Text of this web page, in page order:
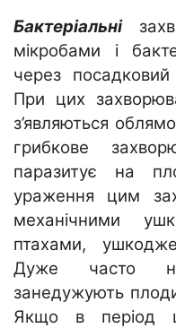
Бактеріальні
мікробами і
через посадковий
При цих
з’являються
грибкове
паразитує на
ураження цим
механічними
птахами,
Дуже часто
занедужують
Якщо в період